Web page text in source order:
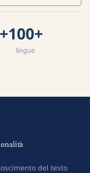
100+
lingue
del testo